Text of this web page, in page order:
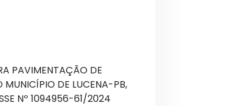
PAVIMENTAÇÃO DE
MUNICÍPIO DE LUCENA-PB,
Nº 1094956-61/2024